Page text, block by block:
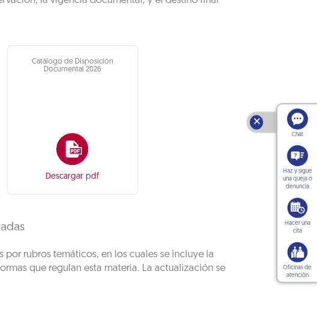
Catálogo de Disposición
Documental 2026
Descargar pdf
rubros temáticos, en los cuales se incluye la
que regulan esta materia. La actualización se
🗙
Chat
Haz y sigue
una queja o
denuncia
Hacer una
cita
Oficinas de
atención